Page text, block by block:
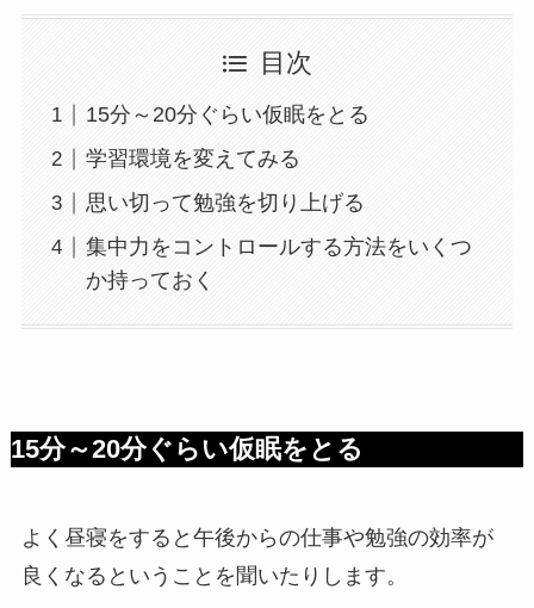
目次
15分～20分ぐらい仮眠をとる
学習環境を変えてみる
思い切って勉強を切り上げる
集中力をコントロールする方法をいくつ
か持っておく
15分～20分ぐらい仮眠をとる
よく昼寝をすると午後からの仕事や勉強の効率が
良くなるということを聞いたりします。